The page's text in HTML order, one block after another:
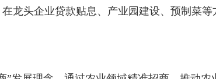
龙头企业贷款贴息、产业园建设、预制菜